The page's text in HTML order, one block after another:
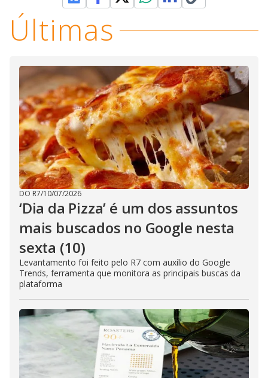
Últimas
DO R7/10/07/2026
‘Dia da Pizza’ é um dos assuntos
mais buscados no Google nesta
sexta (10)
Levantamento foi feito pelo R7 com auxílio do Google
Trends, ferramenta que monitora as principais buscas da
plataforma